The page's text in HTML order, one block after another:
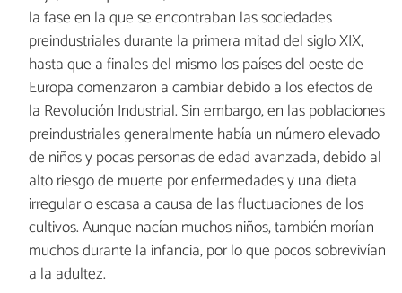
la fase en la que se encontraban las sociedades
preindustriales durante la primera mitad del siglo XIX,
hasta que a finales del mismo los países del oeste de
Europa comenzaron a cambiar debido a los efectos de
la Revolución Industrial. Sin embargo, en las poblaciones
preindustriales generalmente había un número elevado
de niños y pocas personas de edad avanzada, debido al
alto riesgo de muerte por enfermedades y una dieta
irregular o escasa a causa de las fluctuaciones de los
cultivos. Aunque nacían muchos niños, también morían
muchos durante la infancia, por lo que pocos sobrevivían
a la adultez.